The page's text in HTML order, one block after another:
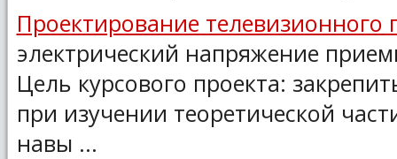
Проектирование телевизионного
электрический напряжение
Цель курсового проекта:
при изучении теоретической
навы ...